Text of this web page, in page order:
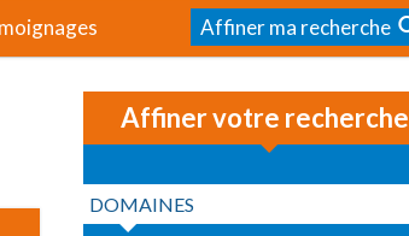
Affiner ma recherche
Affiner votre recherche
DOMAINES